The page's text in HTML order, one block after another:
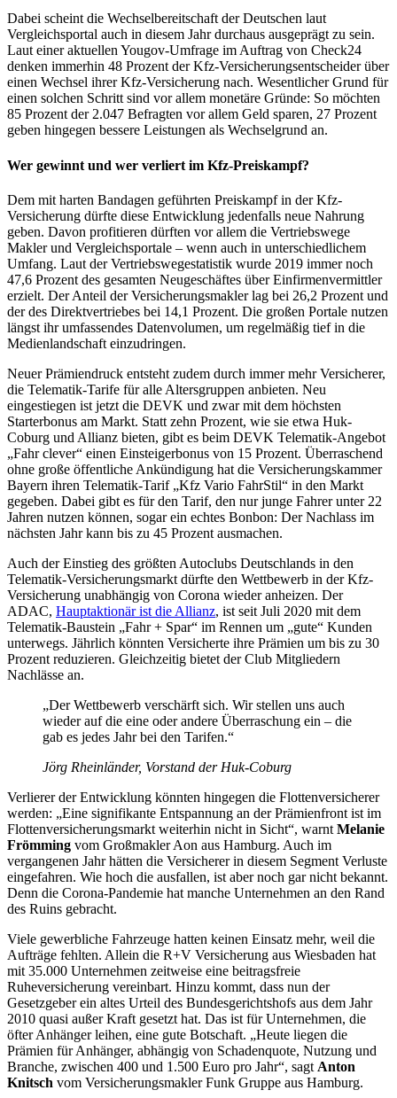
Dabei scheint die Wechselbereitschaft der Deutschen laut
Vergleichsportal auch in diesem Jahr durchaus ausgeprägt zu sein.
Laut einer aktuellen Yougov-Umfrage im Auftrag von Check24
denken immerhin 48 Prozent der Kfz-Versicherungsentscheider über
einen Wechsel ihrer Kfz-Versicherung nach. Wesentlicher Grund für
einen solchen Schritt sind vor allem monetäre Gründe: So möchten
85 Prozent der 2.047 Befragten vor allem Geld sparen, 27 Prozent
geben hingegen bessere Leistungen als Wechselgrund an.
Wer gewinnt und wer verliert im Kfz-Preiskampf?
Dem mit harten Bandagen geführten Preiskampf in der Kfz-
Versicherung dürfte diese Entwicklung jedenfalls neue Nahrung
geben. Davon profitieren dürften vor allem die Vertriebswege
Makler und Vergleichsportale – wenn auch in unterschiedlichem
Umfang. Laut der Vertriebswegestatistik wurde 2019 immer noch
47,6 Prozent des gesamten Neugeschäftes über Einfirmenvermittler
erzielt. Der Anteil der Versicherungsmakler lag bei 26,2 Prozent und
der des Direktvertriebes bei 14,1 Prozent. Die großen Portale nutzen
längst ihr umfassendes Datenvolumen, um regelmäßig tief in die
Medienlandschaft einzudringen.
Neuer Prämiendruck entsteht zudem durch immer mehr Versicherer,
die Telematik-Tarife für alle Altersgruppen anbieten. Neu
eingestiegen ist jetzt die DEVK und zwar mit dem höchsten
Starterbonus am Markt. Statt zehn Prozent, wie sie etwa Huk-
Coburg und Allianz bieten, gibt es beim DEVK Telematik-Angebot
„Fahr clever“ einen Einsteigerbonus von 15 Prozent. Überraschend
ohne große öffentliche Ankündigung hat die Versicherungskammer
Bayern ihren Telematik-Tarif „Kfz Vario FahrStil“ in den Markt
gegeben. Dabei gibt es für den Tarif, den nur junge Fahrer unter 22
Jahren nutzen können, sogar ein echtes Bonbon: Der Nachlass im
nächsten Jahr kann bis zu 45 Prozent ausmachen.
Auch der Einstieg des größten Autoclubs Deutschlands in den
Telematik-Versicherungsmarkt dürfte den Wettbewerb in der Kfz-
Versicherung unabhängig von Corona wieder anheizen. Der
ADAC, Hauptaktionär ist die Allianz, ist seit Juli 2020 mit dem
Telematik-Baustein „Fahr + Spar“ im Rennen um „gute“ Kunden
unterwegs. Jährlich könnten Versicherte ihre Prämien um bis zu 30
Prozent reduzieren. Gleichzeitig bietet der Club Mitgliedern
Nachlässe an.
„Der Wettbewerb verschärft sich. Wir stellen uns auch
wieder auf die eine oder andere Überraschung ein – die
gab es jedes Jahr bei den Tarifen.“
Jörg Rheinländer, Vorstand der Huk-Coburg
Verlierer der Entwicklung könnten hingegen die Flottenversicherer
werden: „Eine signifikante Entspannung an der Prämienfront ist im
Flottenversicherungsmarkt weiterhin nicht in Sicht“, warnt Melanie
Frömming vom Großmakler Aon aus Hamburg. Auch im
vergangenen Jahr hätten die Versicherer in diesem Segment Verluste
eingefahren. Wie hoch die ausfallen, ist aber noch gar nicht bekannt.
Denn die Corona-Pandemie hat manche Unternehmen an den Rand
des Ruins gebracht.
Viele gewerbliche Fahrzeuge hatten keinen Einsatz mehr, weil die
Aufträge fehlten. Allein die R+V Versicherung aus Wiesbaden hat
mit 35.000 Unternehmen zeitweise eine beitragsfreie
Ruheversicherung vereinbart. Hinzu kommt, dass nun der
Gesetzgeber ein altes Urteil des Bundesgerichtshofs aus dem Jahr
2010 quasi außer Kraft gesetzt hat. Das ist für Unternehmen, die
öfter Anhänger leihen, eine gute Botschaft. „Heute liegen die
Prämien für Anhänger, abhängig von Schadenquote, Nutzung und
Branche, zwischen 400 und 1.500 Euro pro Jahr“, sagt Anton
Knitsch vom Versicherungsmakler Funk Gruppe aus Hamburg.